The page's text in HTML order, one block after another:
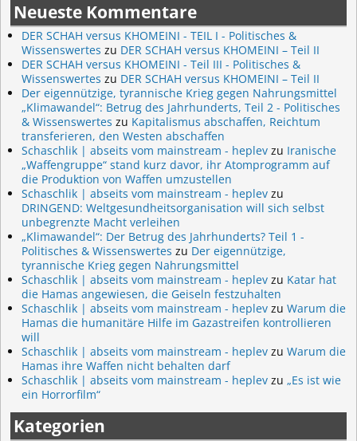
Neueste Kommentare
DER SCHAH versus KHOMEINI - TEIL I - Politisches &
Wissenswertes zu DER SCHAH versus KHOMEINI – Teil II
DER SCHAH versus KHOMEINI - Teil III - Politisches &
Wissenswertes zu DER SCHAH versus KHOMEINI – Teil II
Der eigennützige, tyrannische Krieg gegen Nahrungsmittel
„Klimawandel“: Betrug des Jahrhunderts, Teil 2 - Politisches
& Wissenswertes zu Kapitalismus abschaffen, Reichtum
transferieren, den Westen abschaffen
Schaschlik | abseits vom mainstream - heplev zu Iranische
„Waffengruppe“ stand kurz davor, ihr Atomprogramm auf
die Produktion von Waffen umzustellen
Schaschlik | abseits vom mainstream - heplev zu
DRINGEND: Weltgesundheitsorganisation will sich selbst
unbegrenzte Macht verleihen
„Klimawandel“: Der Betrug des Jahrhunderts? Teil 1 -
Politisches & Wissenswertes zu Der eigennützige,
tyrannische Krieg gegen Nahrungsmittel
Schaschlik | abseits vom mainstream - heplev zu Katar hat
die Hamas angewiesen, die Geiseln festzuhalten
Schaschlik | abseits vom mainstream - heplev zu Warum die
Hamas die humanitäre Hilfe im Gazastreifen kontrollieren
will
Schaschlik | abseits vom mainstream - heplev zu Warum die
Hamas ihre Waffen nicht behalten darf
Schaschlik | abseits vom mainstream - heplev zu „Es ist wie
ein Horrorfilm“
Kategorien